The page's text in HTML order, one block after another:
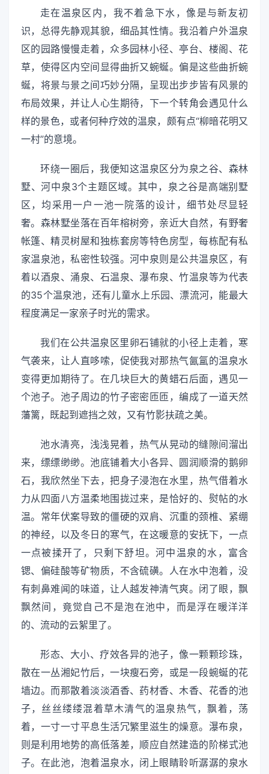
走在温泉区内，我不着急下水，像是与新友初
识，总得先静观其貌，细品其性情。我沿着户外温泉
区的园路慢慢走着，众多园林小径、亭台、楼阁、花
草，使得区内空间显得曲折又蜿蜒。偏是这些曲折蜿
蜒，将景与景之间巧妙分隔，呈现出步步皆有风景的
布局效果，并让人心生期待，下一个转角会遇见什么
样的景色，或者何种疗效的温泉，颇有点“柳暗花明又
一村”的意境。
环绕一圈后，我便知这温泉区分为泉之谷、森林
墅、河中泉3个主题区域。其中，泉之谷是高端别墅
区，均采用一户一池一院落的设计，细节处尽显轻
奢。森林墅坐落在百年榕树旁，亲近大自然，有野奢
帐篷、精灵树屋和独栋套房等特色房型，每栋配有私
家温泉池，私密性较强。河中泉则是公共温泉区，有
着以酒泉、涌泉、石温泉、瀑布泉、竹温泉等为代表
的35个温泉池，还有儿童水上乐园、漂流河，能最大
程度满足一家亲子时光的需求。
我们在公共温泉区里卵石铺就的小径上走着，寒
气袭来，让人直哆嗦，促使我对那热气氤氲的温泉水
变得更加期待了。在几块巨大的黄蜡石后面，遇见一
个池子。池子周边的竹子密密匝匝，编成了一道天然
藩篱，既起到遮挡之效，又有竹影扶疏之美。
池水清亮，浅浅晃着，热气从晃动的缝隙间溜出
来，缥缥缈缈。池底铺着大小各异、圆润顺滑的鹅卵
石，我欣然坐下去，把身子浸泡在水里，热气借着水
力从四面八方温柔地围拢过来，是恰好的、熨帖的水
温。常年伏案导致的僵硬的双肩、沉重的颈椎、紧绷
的神经，以及冬日的寒气，在这暖意的安抚下，一点
一点被揉开了，只剩下舒坦。河中温泉的水，富含
锶、偏硅酸等矿物质，不含硫磺。人在水中泡着，没
有刺鼻难闻的味道，让人越发神清气爽。闭了眼，飘
飘然间，竟觉自己不是泡在池中，而是浮在暖洋洋
的、流动的云絮里了。
形态、大小、疗效各异的池子，像一颗颗珍珠，
散在一丛湘妃竹后，一块瘦石旁，或是一段蜿蜒的花
墙边。而那散着淡淡酒香、药材香、木香、花香的池
子，丝丝缕缕混着草木清气的温泉热气，飘着，荡
着，一寸一寸平息生活冗繁里滋生的燥意。瀑布泉，
则是利用地势的高低落差，顺应自然建造的阶梯式池
子。在此池，泡着温泉水，闭上眼睛聆听潺潺的泉水